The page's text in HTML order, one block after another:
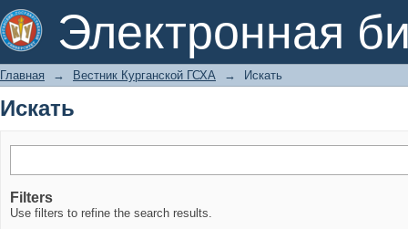
Электронная
Искать
Главная → Вестник Курганской ГСХА → Искать
Искать
Filters
Use filters to refine the search results.